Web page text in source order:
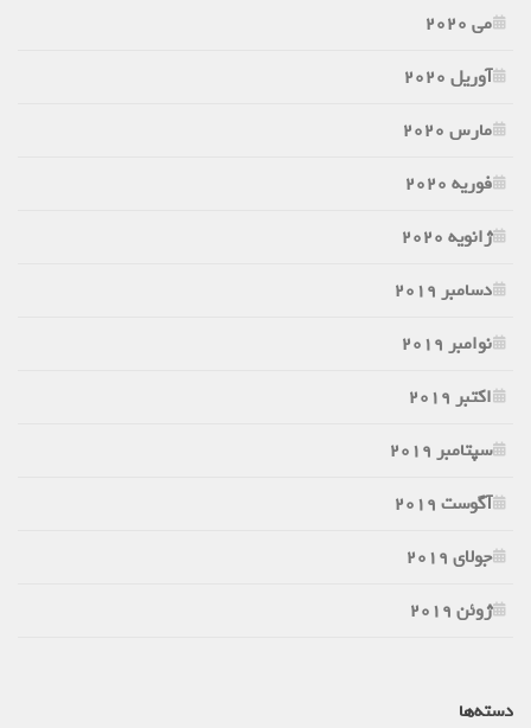
می 2020
آوریل 2020
مارس 2020
فوریه 2020
ژانویه 2020
دسامبر 2019
نوامبر 2019
اکتبر 2019
سپتامبر 2019
آگوست 2019
جولای 2019
ژوئن 2019
دسته‌ها